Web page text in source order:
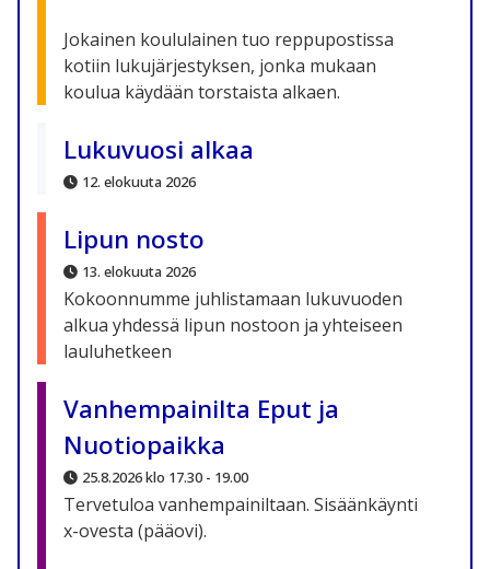
Jokainen koululainen tuo reppupostissa
kotiin lukujärjestyksen, jonka mukaan
koulua käydään torstaista alkaen.
Lukuvuosi alkaa
12. elokuuta 2026
Lipun nosto
13. elokuuta 2026
Kokoonnumme juhlistamaan lukuvuoden
alkua yhdessä lipun nostoon ja yhteiseen
lauluhetkeen
Vanhempainilta Eput ja
Nuotiopaikka
25.8.2026 klo 17.30 - 19.00
Tervetuloa vanhempainiltaan. Sisäänkäynti
x-ovesta (pääovi).